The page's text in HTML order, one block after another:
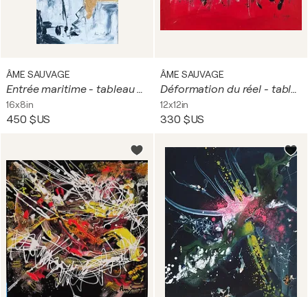
ÂME SAUVAGE
Entrée maritime - tableau abstrait gris noir blanc feuilles d'or
16x8in
450 $US
ÂME SAUVAGE
Déformation du réel - tableau abstrait rouge et noir
12x12in
330 $US